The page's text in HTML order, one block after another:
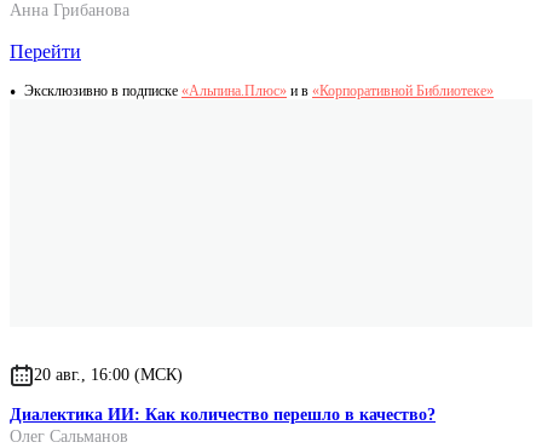
Анна Грибанова
Перейти
Эксклюзивно в подписке «Альпина.Плюс» и в «Корпоративной Библиотеке»
20 авг., 16:00 (МСК)
Диалектика ИИ: Как количество перешло в качество?
Олег Сальманов